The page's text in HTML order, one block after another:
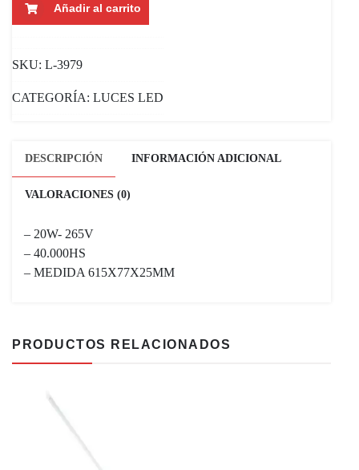
TUBO
PLANO
20W
CANTIDAD
Añadir al carrito
SKU: L-3979
CATEGORÍA: LUCES LED
DESCRIPCIÓN INFORMACIÓN ADICIONAL
VALORACIONES (0)
– 20W- 265V
– 40.000HS
– MEDIDA 615X77X25MM
PRODUCTOS RELACIONADOS